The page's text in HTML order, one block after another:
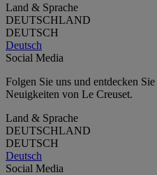
Land & Sprache
DEUTSCHLAND
DEUTSCH
Deutsch
Social Media
Folgen Sie uns und entdecken
Neuigkeiten von Le Creuset.
Land & Sprache
DEUTSCHLAND
DEUTSCH
Deutsch
Social Media